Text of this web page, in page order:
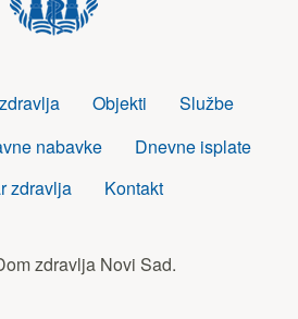
Objekti
Službe
nabavke
Dnevne isplate
zdravlja
Kontakt
zdravlja Novi Sad.